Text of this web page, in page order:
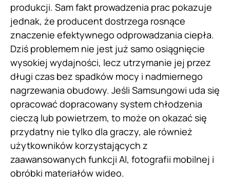
produkcji. Sam fakt prowadzenia prac pokazuje
jednak, że producent dostrzega rosnące
znaczenie efektywnego odprowadzania ciepła.
Dziś problemem nie jest już samo osiągnięcie
wysokiej wydajności, lecz utrzymanie jej przez
długi czas bez spadków mocy i nadmiernego
nagrzewania obudowy. Jeśli Samsungowi uda się
opracować dopracowany system chłodzenia
cieczą lub powietrzem, to może on okazać się
przydatny nie tylko dla graczy, ale również
użytkowników korzystających z
zaawansowanych funkcji AI, fotografii mobilnej i
obróbki materiałów wideo.